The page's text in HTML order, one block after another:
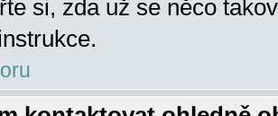
si, zda už se něco